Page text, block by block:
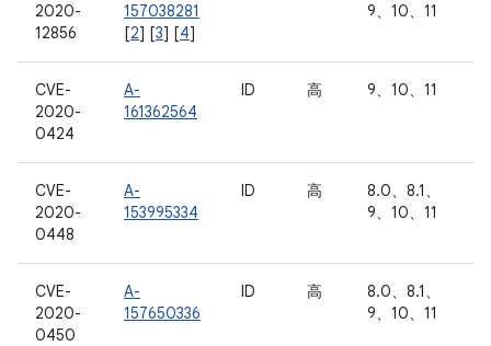
2020-
12856
157038281
[2] [3] [4]
9、10、11
CVE-
2020-
0424
A-
161362564
ID 高 9、10、11
CVE-
2020-
0448
A-
153995334
ID 高
8.0、8.1、
9、10、11
CVE-
2020-
0450
A-
157650336
ID 高
8.0、8.1、
9、10、11